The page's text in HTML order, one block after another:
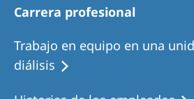
Carrera profesional
Trabajo en equipo en una
diálisis